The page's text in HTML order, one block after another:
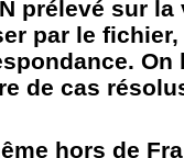
prélevé sur
par le
On
de cas
hors de